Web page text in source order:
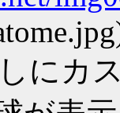
にカ